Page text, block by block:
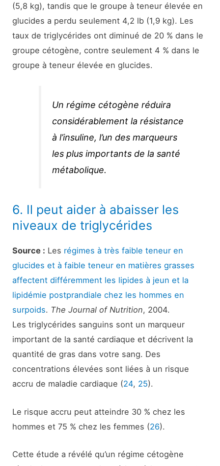
(5,8 kg), tandis que le groupe à teneur élevée en
glucides a perdu seulement 4,2 lb (1,9 kg). Les
taux de triglycérides ont diminué de 20 % dans le
groupe cétogène, contre seulement 4 % dans le
groupe à teneur élevée en glucides.
Un régime cétogène réduira
considérablement la résistance
à l’insuline, l’un des marqueurs
les plus importants de la santé
métabolique.
6. Il peut aider à abaisser les
niveaux de triglycérides
Source : Les régimes à très faible teneur en
glucides et à faible teneur en matières grasses
affectent différemment les lipides à jeun et la
lipidémie postprandiale chez les hommes en
surpoids. The Journal of Nutrition, 2004.
Les triglycérides sanguins sont un marqueur
important de la santé cardiaque et décrivent la
quantité de gras dans votre sang. Des
concentrations élevées sont liées à un risque
accru de maladie cardiaque (24, 25).
Le risque accru peut atteindre 30 % chez les
hommes et 75 % chez les femmes (26).
Cette étude a révélé qu’un régime cétogène